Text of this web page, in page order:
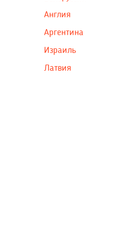
Англия
Аргентина
Израиль
Латвия